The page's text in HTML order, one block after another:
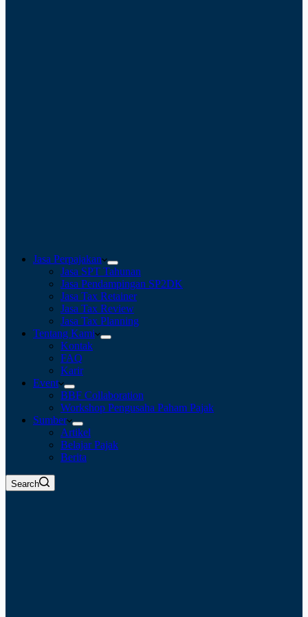
Jasa Perpajakan
Jasa SPT Tahunan
Jasa Pendampingan SP2DK
Jasa Tax Retainer
Jasa Tax Review
Jasa Tax Planning
Tentang Kami
Kontak
FAQ
Karir
Event
BBF Collaboration
Workshop Pengusaha Paham Pajak
Sumber
Artikel
Belajar Pajak
Berita
Search